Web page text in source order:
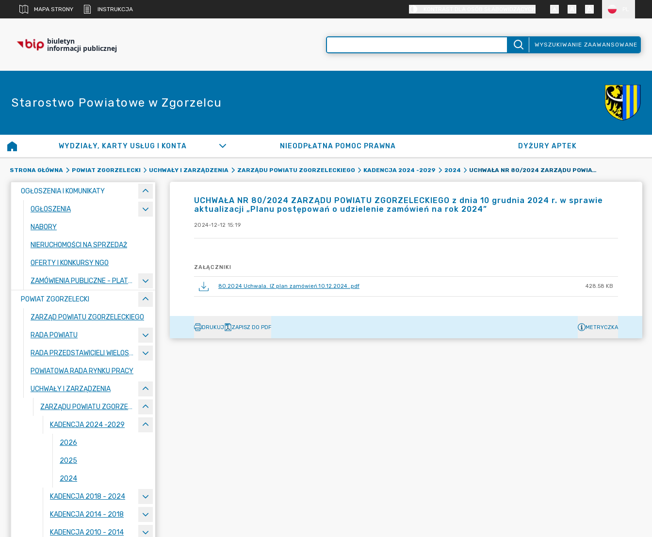
MAPA STRONY INSTRUKCJA
biuletyn
informacji publicznej WYSZUKIWANIE ZAAWANSOWANE
Starostwo Powiatowe w Zgorzelcu
WYDZIAŁY, KARTY USŁUG I KONTA NIEODPŁATNA POMOC PRAWNA DYŻURY APTEK
STRONA GŁÓWNA POWIAT ZGORZELECKI UCHWAŁY I ZARZĄDZENIA ZARZĄDU POWIATU ZGORZELECKIEGO KADENCJA 2024 -2029 2024 UCHWAŁA NR 80/2024 ZARZĄDU POWIATU ZGORZELECKIEGO Z DNIA 10 GRUDNIA 2024 R. W SPRAWIE AKTUALIZACJI „PLANU POSTĘPOWAŃ O UDZIELENIE ZAMÓWIEŃ NA ROK 2024”
OGŁOSZENIA I KOMUNIKATY
OGŁOSZENIA
NABORY
NIERUCHOMOŚCI NA SPRZEDAŻ
OFERTY I KONKURSY NGO
ZAMÓWIENIA PUBLICZNE - PLATFORMA ZAKUPOWA
POWIAT ZGORZELECKI
ZARZĄD POWIATU ZGORZELECKIEGO
RADA POWIATU
RADA PRZEDSTAWICIELI WIELOSPECJALISTYCZNEGO ZESPOŁU OPIEKI ZDROWOTNEJ "BOLESŁAWIEC-ZGORZELEC" SAMODZIELNEGO PUBLICZNEGO ZAKŁADU OPIEKI ZDROWOTNEJ
POWIATOWA RADA RYNKU PRACY
UCHWAŁY I ZARZĄDZENIA
ZARZĄDU POWIATU ZGORZELECKIEGO
KADENCJA 2024 -2029
2026
2025
2024
KADENCJA 2018 - 2024
KADENCJA 2014 - 2018
KADENCJA 2010 - 2014
UCHWAŁA NR 80/2024 ZARZĄDU POWIATU ZGORZELECKIEGO z dnia 10 grudnia 2024 r. w sprawie
aktualizacji „Planu postępowań o udzielenie zamówień na rok 2024”
2024-12-12 15:19
ZAŁĄCZNIKI
80.2024 Uchwala. IZ plan zamówień.10.12.2024..pdf 428.58 KB
DRUKUJ ZAPISZ DO PDF METRYCZKA